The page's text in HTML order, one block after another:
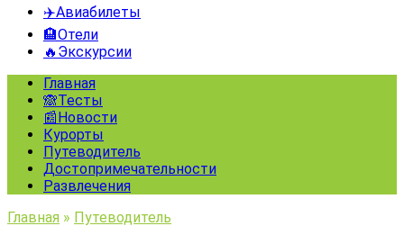
✈️Авиабилеты
🏨Отели
🔥Экскурсии
Главная
🙈Тесты
📰Новости
Курорты
Путеводитель
Достопримечательности
Развлечения
Главная » Путеводитель